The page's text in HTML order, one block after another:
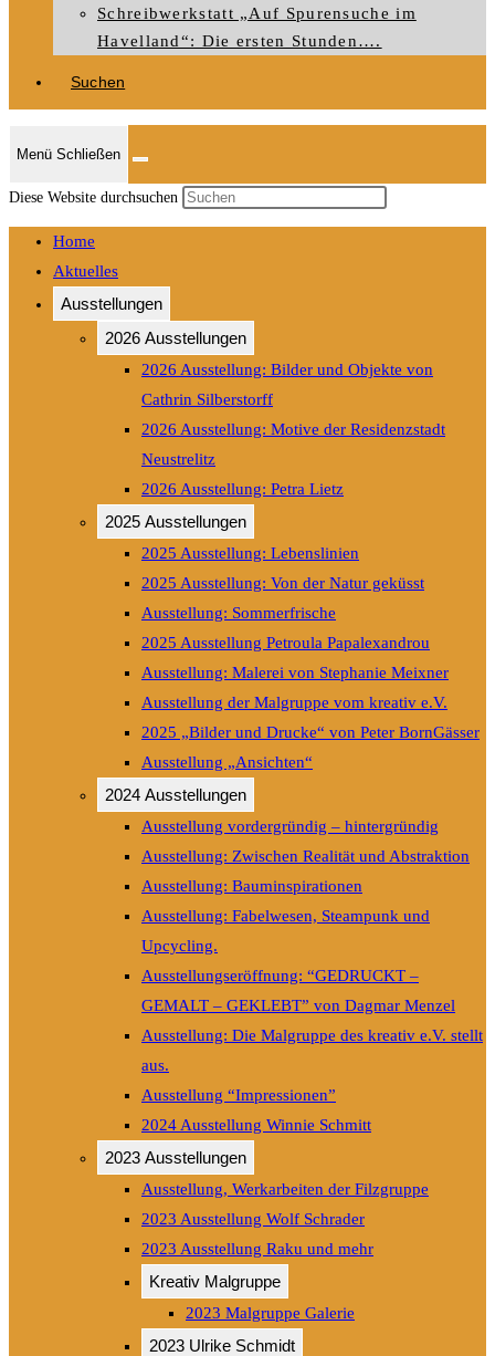
Schreibwerkstatt „Auf Spurensuche im
Havelland“: Die ersten Stunden….
Suchen
Menü Schließen
Diese Website durchsuchen
Escape
panel.
Home
Aktuelles
Ausstellungen
2026 Ausstellungen
2026 Ausstellung: Bilder und Objekte von
Cathrin Silberstorff
2026 Ausstellung: Motive der Residenzstadt
Neustrelitz
2026 Ausstellung: Petra Lietz
2025 Ausstellungen
2025 Ausstellung: Lebenslinien
2025 Ausstellung: Von der Natur geküsst
Ausstellung: Sommerfrische
2025 Ausstellung Petroula Papalexandrou
Ausstellung: Malerei von Stephanie Meixner
Ausstellung der Malgruppe vom kreativ e.V.
2025 „Bilder und Drucke“ von Peter BornGässer
Ausstellung „Ansichten“
2024 Ausstellungen
Ausstellung vordergründig – hintergründig
Ausstellung: Zwischen Realität und Abstraktion
Ausstellung: Bauminspirationen
Ausstellung: Fabelwesen, Steampunk und
Upcycling.
Ausstellungseröffnung: “GEDRUCKT –
GEMALT – GEKLEBT” von Dagmar Menzel
Ausstellung: Die Malgruppe des kreativ e.V. stellt
aus.
Ausstellung “Impressionen”
2024 Ausstellung Winnie Schmitt
2023 Ausstellungen
Ausstellung, Werkarbeiten der Filzgruppe
2023 Ausstellung Wolf Schrader
2023 Ausstellung Raku und mehr
Kreativ Malgruppe
2023 Malgruppe Galerie
2023 Ulrike Schmidt